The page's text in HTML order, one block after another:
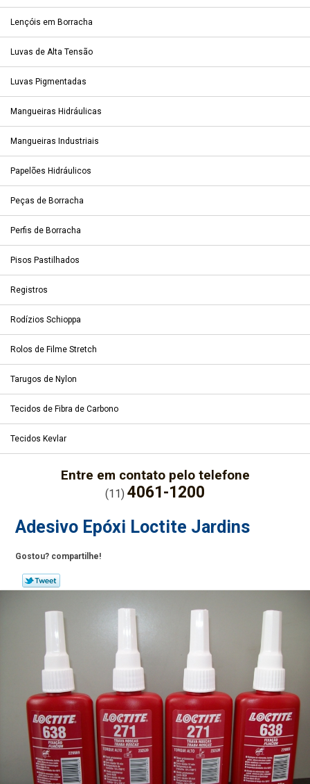
Lençóis em Borracha
Luvas de Alta Tensão
Luvas Pigmentadas
Mangueiras Hidráulicas
Mangueiras Industriais
Papelões Hidráulicos
Peças de Borracha
Perfis de Borracha
Pisos Pastilhados
Registros
Rodízios Schioppa
Rolos de Filme Stretch
Tarugos de Nylon
Tecidos de Fibra de Carbono
Tecidos Kevlar
Entre em contato pelo telefone
(11) 4061-1200
Adesivo Epóxi Loctite Jardins
Gostou? compartilhe!